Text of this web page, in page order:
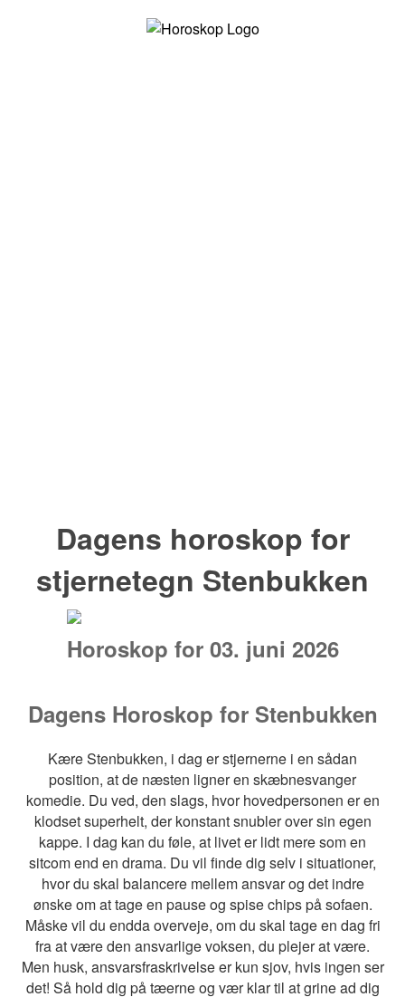
Dagens horoskop for
stjernetegn Stenbukken
Horoskop for 03. juni 2026
Dagens Horoskop for Stenbukken
Kære Stenbukken, i dag er stjernerne i en sådan
position, at de næsten ligner en skæbnesvanger
komedie. Du ved, den slags, hvor hovedpersonen er en
klodset superhelt, der konstant snubler over sin egen
kappe. I dag kan du føle, at livet er lidt mere som en
sitcom end en drama. Du vil finde dig selv i situationer,
hvor du skal balancere mellem ansvar og det indre
ønske om at tage en pause og spise chips på sofaen.
Måske vil du endda overveje, om du skal tage en dag fri
fra at være den ansvarlige voksen, du plejer at være.
Men husk, ansvarsfraskrivelse er kun sjov, hvis ingen ser
det! Så hold dig på tæerne og vær klar til at grine ad dig